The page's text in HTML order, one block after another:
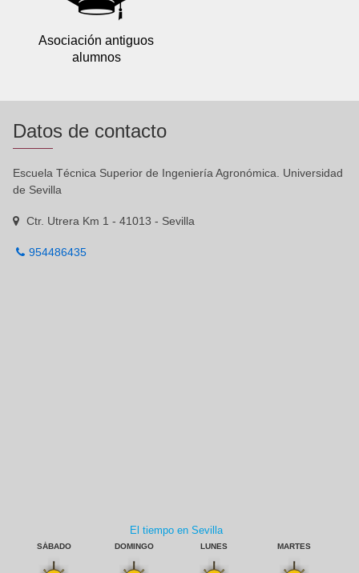
Asociación antiguos
alumnos
Datos de contacto
Escuela Técnica Superior de Ingeniería Agronómica. Universidad
de Sevilla
Ctr. Utrera Km 1 - 41013 - Sevilla
954486435